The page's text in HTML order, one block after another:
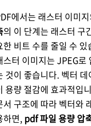
에서는 래스터 이미
의 이 단계는 래스터 구
한 비트 수를 줄일 수 있
스터 이미지는 JPEG
것이 좋습니다. 벡터
용량 절감에 효과적입
서 구조에 따라 벡터와
하면, pdf 파일 용량 압